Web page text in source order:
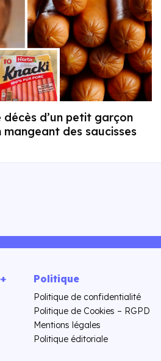
d’un petit garçon
mangeant des saucisses
Politique
Politique de confidentialité
Politique de Cookies – RGPD
Mentions légales
Politique éditoriale